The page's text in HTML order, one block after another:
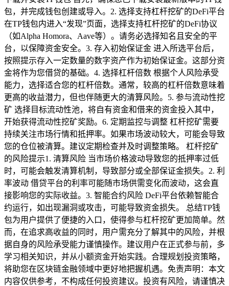
包，并完成钱包创建或导入。2. 选择支持杠杆挖矿的DeFi平台
在TP钱包内进入“发现”页面，选择支持杠杆挖矿的DeFi协议
（如Alpha Homora、Aave等）。请务必选择知名且安全的平
台，以保障资金安全。3. 存入初始保证金 进入所选平台后，
按照提示存入一定数量的数字资产作为初始保证金。这部分资
金将作为您借贷的基础。4. 选择杠杆倍数 根据个人风险承受
能力，选择适合您的杠杆倍数。通常，较高的杠杆倍数意味着
更高的收益潜力，但也伴随更大的清算风险。5. 参与流动性挖
矿 选择目标流动性池，将自有资金和借来的资金投入其中，
开始获得流动性挖矿奖励。6. 定期监控与调整 杠杆挖矿需要
持续关注市场行情和抵押率。如果市场波动较大，可能会导致
您的仓位被清算。建议定期检查并及时调整策略。 杠杆挖矿
的风险提示1. 清算风险 当市场价格波动导致您的抵押率过低
时，可能会触发清算机制，导致部分或全部保证金损失。2. 利
率波动 借贷平台的利率可能随市场供需变化而波动，这会直
接影响您的实际收益。3. 智能合约风险 DeFi平台依赖智能合
约运行，如出现漏洞或攻击，可能导致资金损失。 总结TP钱
包为用户提供了便捷的入口，使得参与杠杆挖矿更加简单。然
而，在追求高收益的同时，用户需充分了解其中的风险，并根
据自身的风险承受能力谨慎操作。建议用户在正式参与前，多
学习相关知识，并从小额资金开始实践。合理规划投资策略，
将助您在区块链金融领域中更好地把握机遇。免责声明：本文
内容仅供参考，不构成任何投资建议。投资有风险，请谨慎决